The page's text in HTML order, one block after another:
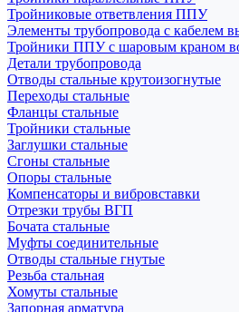
Тройниковые ответвления ППУ
Элементы трубопровода с кабелем
Тройники ППУ с шаровым краном
Детали трубопровода
Отводы стальные крутоизогнутые
Переходы стальные
Фланцы стальные
Тройники стальные
Заглушки стальные
Сгоны стальные
Опоры стальные
Компенсаторы и вибровставки
Отрезки трубы ВГП
Бочата стальные
Муфты соединительные
Отводы стальные гнутые
Резьба стальная
Хомуты стальные
Запорная арматура